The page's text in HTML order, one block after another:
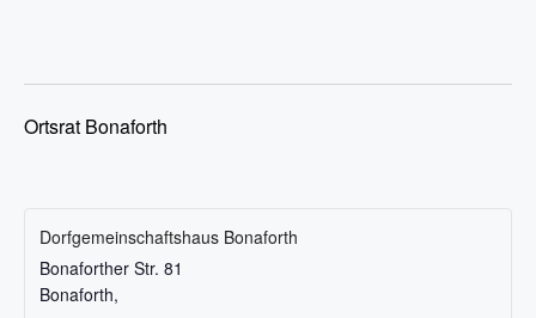
Ortsrat Bonaforth
Dorfgemeinschaftshaus Bonaforth
Bonaforther Str. 81
Bonaforth,